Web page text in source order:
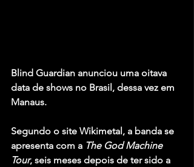
Blind Guardian anunciou uma oitava
data de shows no Brasil, dessa vez em
Manaus.
Segundo o site Wikimetal, a banda se
apresenta com a The God Machine
Tour, seis meses depois de ter sido a